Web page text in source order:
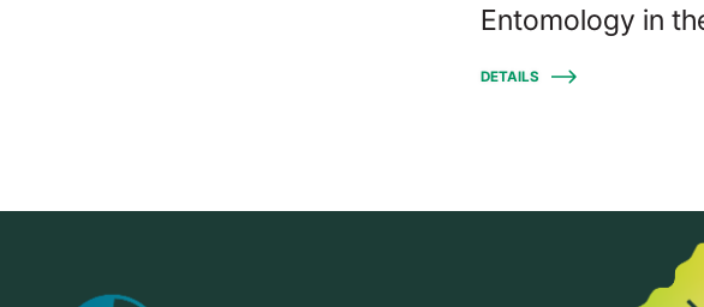
Entomology in
DETAILS